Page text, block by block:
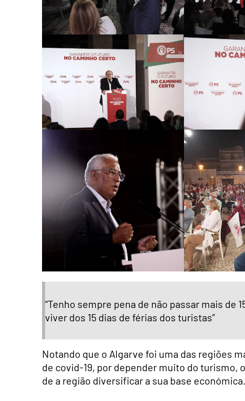
“Tenho sempre pena de não passar mais de
viver dos 15 dias de férias dos turistas”
Notando que o Algarve foi uma das regiões
de covid-19, por depender muito do turismo,
de a região diversificar a sua base económica.